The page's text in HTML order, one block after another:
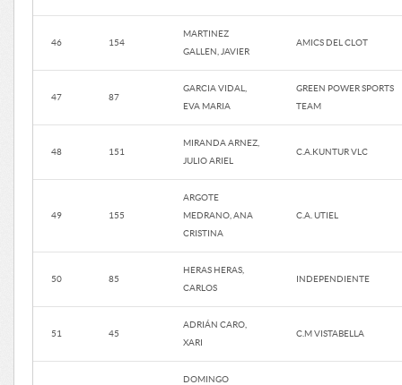
46 154
MARTINEZ
GALLEN, JAVIER
AMICS DEL CLOT
47 87
GARCIA VIDAL,
EVA MARIA
GREEN POWER SPORTS
TEAM
48 151
MIRANDA ARNEZ,
JULIO ARIEL
C.A.KUNTUR VLC
49 155
ARGOTE
MEDRANO, ANA
CRISTINA
C.A. UTIEL
50 85
HERAS HERAS,
CARLOS
INDEPENDIENTE
51 45
ADRIÁN CARO,
XARI
C.M VISTABELLA
DOMINGO